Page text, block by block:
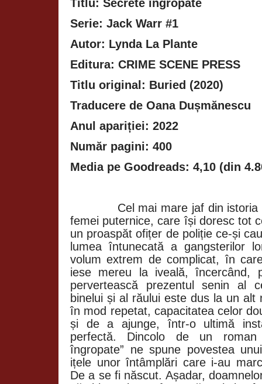
Titlu: Secrete îngropate
Serie: Jack Warr #1
Autor: Lynda La Plante
Editura: CRIME SCENE PRESS
Titlu original: Buried (2020)
Traducere de Oana Dușmănescu
Anul apariției: 2022
Număr pagini: 400
Media pe Goodreads: 4,10 (din
Cel mai mare jaf din
femei puternice, care își doresc tot
un proaspăt ofițer de poliție ce-și
lumea întunecată a gangsterilor
volum extrem de complicat, în
iese mereu la iveală, încercând,
pervertească prezentul senin al
binelui și al răului este dus la un alt
în mod repetat, capacitatea celor
și de a ajunge, într-o ultimă
perfectă. Dincolo de un roman
îngropate” ne spune povestea
ițele unor întâmplări care i-au
De a se fi născut. Așadar,